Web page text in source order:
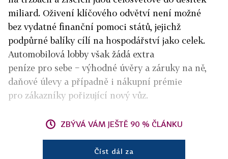
miliard. Oživení klíčového odvětví není možné
bez vydatné finanční pomoci států, jejichž
podpůrné balíky cílí na hospodářství jako celek.
Automobilová lobby však žádá extra
peníze pro sebe − výhodné úvěry a záruky na ně,
daňové úlevy a případně i nákupní prémie
pro zákazníky pořizující nový vůz.
ZBÝVÁ VÁM JEŠTĚ 90 % ČLÁNKU
Číst dál za